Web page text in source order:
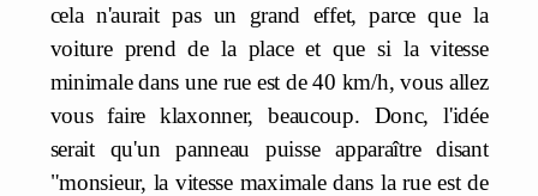
cela n'aurait pas un grand effet, parce que la
voiture prend de la place et que si la vitesse
minimale dans une rue est de 40 km/h, vous allez
vous faire klaxonner, beaucoup. Donc, l'idée
serait qu'un panneau puisse apparaître disant
"monsieur, la vitesse maximale dans la rue est de